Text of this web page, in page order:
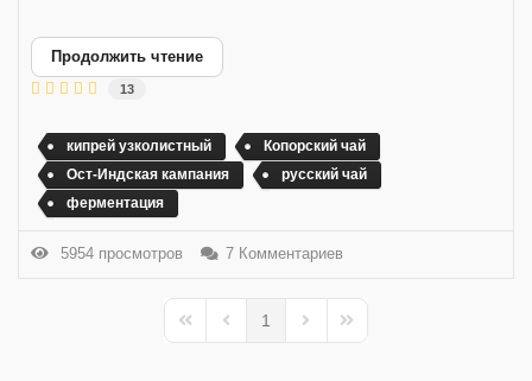
Продолжить чтение
13
кипрей узколистный
Копорский чай
Ост-Индская кампания
русский чай
ферментация
5954 просмотров 7 Комментариев
First PagePrevious Page
1
Next PageLast Page